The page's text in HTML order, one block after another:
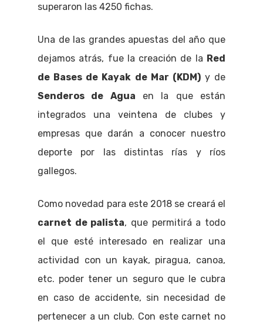
superaron las 4250 fichas.
Una de las grandes apuestas del año que
dejamos atrás, fue la creación de la Red
de Bases de Kayak de Mar (KDM)y de
Senderos de Agua en la que están
integrados una veintena de clubes y
empresas que darán a conocer nuestro
deporte por las distintas rías y ríos
gallegos.
Como novedad para este 2018 se creará el
carnet de palista, que permitirá a todo
el que esté interesado en realizar una
actividad con un kayak, piragua, canoa,
etc. poder tener un seguro que le cubra
en caso de accidente, sin necesidad de
pertenecer a un club. Con este carnet no